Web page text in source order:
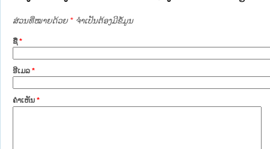
ສ່ວນທີ່ໝາຍດ້ວຍ *ຈໍາເປັນຕ້ອງມີຂໍ້ມູນ
ຊື່*
ອີເມລ *
ຄໍາເຫັນ *